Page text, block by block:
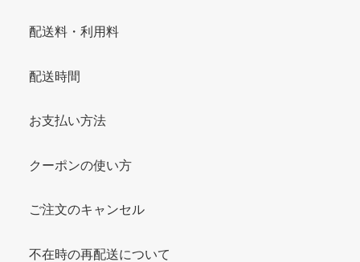
配送料・利用料
配送時間
お支払い方法
クーポンの使い方
ご注文のキャンセル
不在時の再配送について